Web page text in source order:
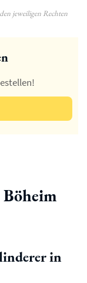
jeweiligen Rechten
in